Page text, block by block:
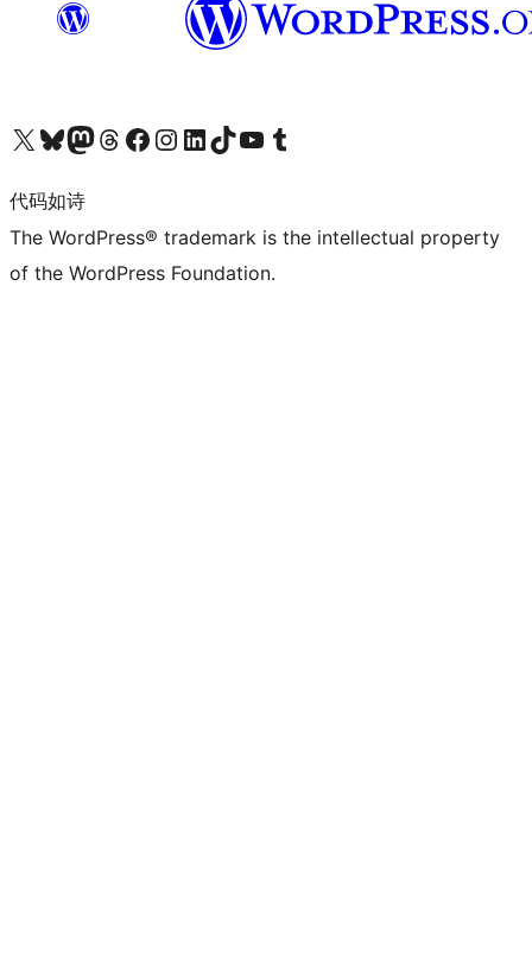
关注我们的 X（原 Twitter）账号访问我们的 Bluesky 账号关注我们的 Mastodon 账号访问我们的 Threads 账号 访问我们的 Facebook 公共主页关注我们的 Instagram 账号 关注我们的 LinkedIn 主页访问我们的 TikTok 账号访问我们的 YouTube 频道 访问我们的 Tumblr 账号
代码如诗
The WordPress® trademark is the intellectual property
of the WordPress Foundation.